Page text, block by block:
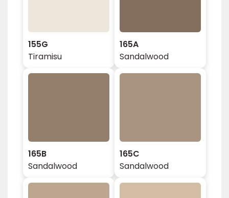
155G
Tiramisu
165A
Sandalwood
165B
Sandalwood
165C
Sandalwood